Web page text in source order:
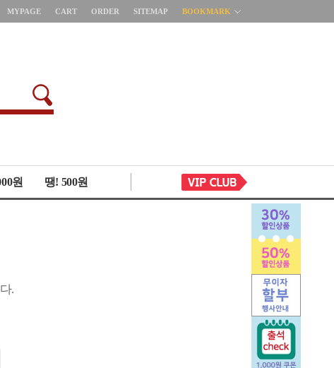
MYPAGE CART ORDER SITEMAP BOOKMARK
원 땡! 500원
.